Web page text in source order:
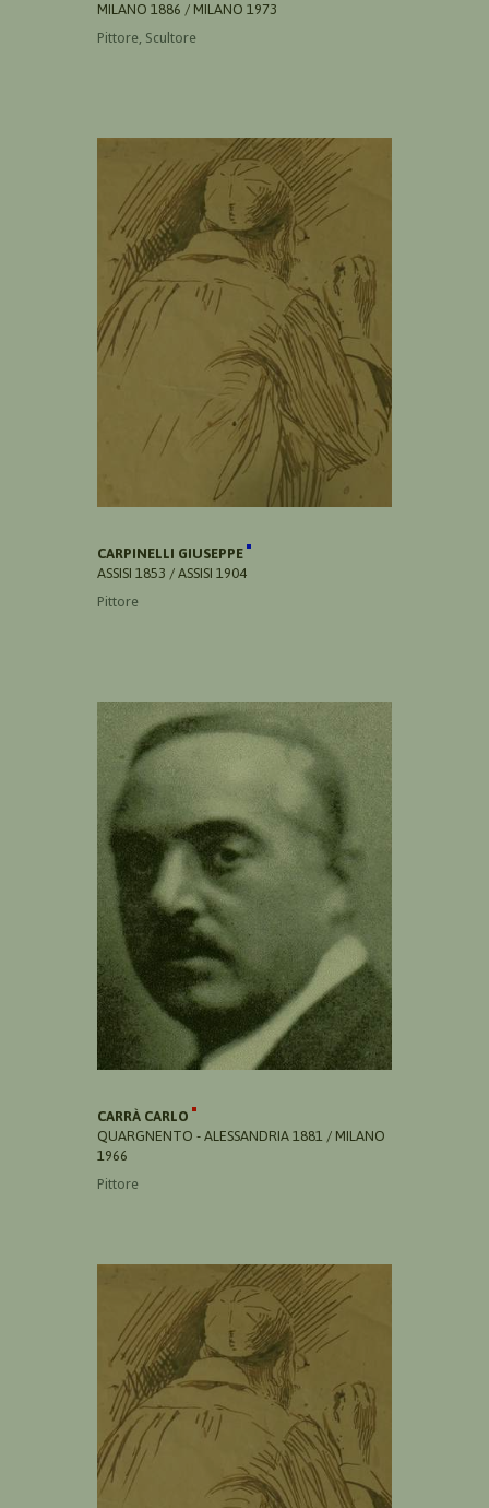
MILANO 1886 / MILANO 1973
Pittore, Scultore
CARPINELLI GIUSEPPE
ASSISI 1853 / ASSISI 1904
Pittore
CARRÀ CARLO
QUARGNENTO - ALESSANDRIA 1881 / MILANO
1966
Pittore